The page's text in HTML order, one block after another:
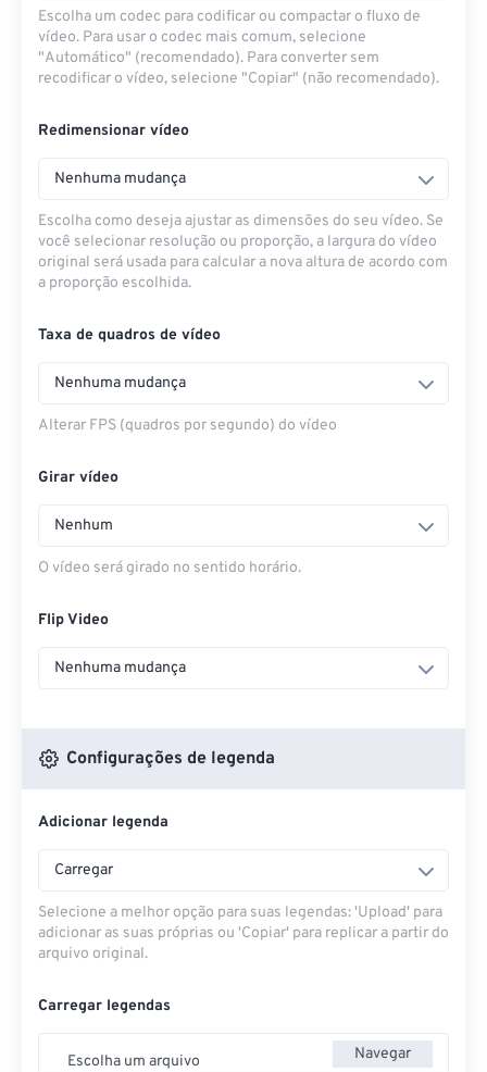
Escolha um codec para codificar ou compactar o fluxo de
vídeo. Para usar o codec mais comum, selecione
"Automático" (recomendado). Para converter sem
recodificar o vídeo, selecione "Copiar" (não recomendado).
Redimensionar vídeo
Nenhuma mudança
Escolha como deseja ajustar as dimensões do seu vídeo. Se
você selecionar resolução ou proporção, a largura do vídeo
original será usada para calcular a nova altura de acordo com
a proporção escolhida.
Taxa de quadros de vídeo
Nenhuma mudança
Alterar FPS (quadros por segundo) do vídeo
Girar vídeo
Nenhum
O vídeo será girado no sentido horário.
Flip Video
Nenhuma mudança
Configurações de legenda
Adicionar legenda
Carregar
Selecione a melhor opção para suas legendas: 'Upload' para
adicionar as suas próprias ou 'Copiar' para replicar a partir do
arquivo original.
Carregar legendas
Escolha um arquivo Navegar